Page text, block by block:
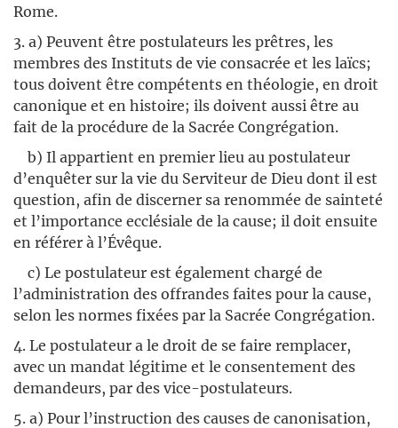
Rome.
3. a) Peuvent être postulateurs les prêtres, les
membres des Instituts de vie consacrée et les laïcs;
tous doivent être compétents en théologie, en droit
canonique et en histoire; ils doivent aussi être au
fait de la procédure de la Sacrée Congrégation.
b) Il appartient en premier lieu au postulateur
d’enquêter sur la vie du Serviteur de Dieu dont il est
question, afin de discerner sa renommée de sainteté
et l’importance ecclésiale de la cause; il doit ensuite
en référer à l’Évêque.
c) Le postulateur est également chargé de
l’administration des offrandes faites pour la cause,
selon les normes fixées par la Sacrée Congrégation.
4. Le postulateur a le droit de se faire remplacer,
avec un mandat légitime et le consentement des
demandeurs, par des vice-postulateurs.
5. a) Pour l’instruction des causes de canonisation,